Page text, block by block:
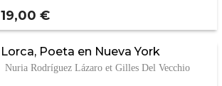
Prix
19,00 €
Lorca, Poeta en Nueva York
Nuria Rodríguez Lázaro et Gilles Del Vecchio